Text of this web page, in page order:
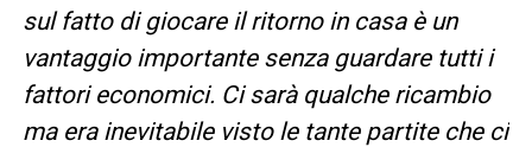
sul fatto di giocare il ritorno in casa è un
vantaggio importante senza guardare tutti i
fattori economici. Ci sarà qualche ricambio
ma era inevitabile visto le tante partite che ci